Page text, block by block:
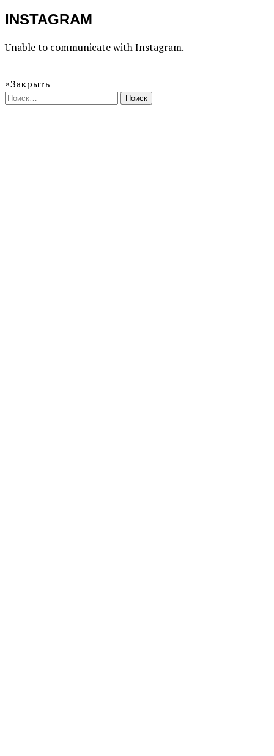
INSTAGRAM
Unable to communicate with Instagram.
×Закрыть
Поиск